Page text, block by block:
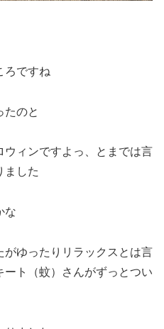
ろですね
たのと
ウィンですよっ、とまでは言
ました
な
ゆったりリラックスとは言
ート（蚊）さんがずっとつい